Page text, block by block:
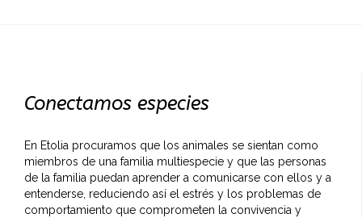
Conectamos especies
En Etolia procuramos que los animales se sientan como
miembros de una familia multiespecie y que las personas
de la familia puedan aprender a comunicarse con ellos y a
entenderse, reduciendo así el estrés y los problemas de
comportamiento que comprometen la convivencia y